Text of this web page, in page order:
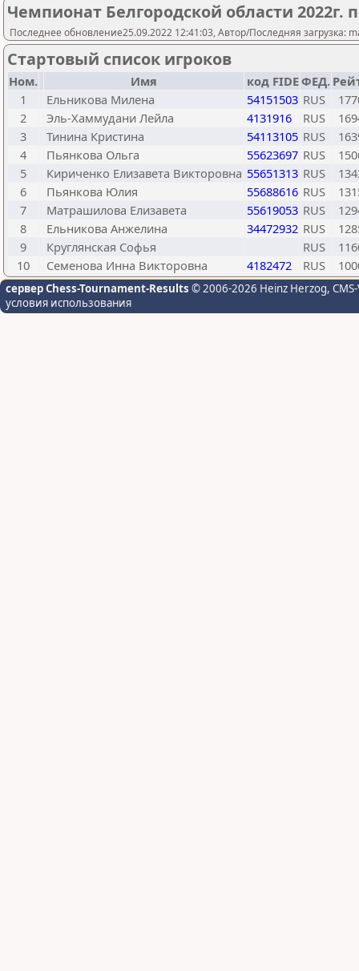
Чемпионат Белгородской области
Последнее обновление25.09.2022 12:41:03, Автор/Последняя загрузка:
Стартовый список игроков
Ном. Имя код FIDEФЕД.
1
Ельникова Милена 54151503 RUS
2
Эль-Хаммудани Лейла 4131916 RUS
3
Тинина Кристина 54113105 RUS
4
Пьянкова Ольга 55623697 RUS
5
Кириченко Елизавета Викторовна 55651313 RUS
6
Пьянкова Юлия 55688616 RUS
7
Матрашилова Елизавета 55619053 RUS
8
Ельникова Анжелина 34472932 RUS
9
Круглянская Софья RUS
10
Семенова Инна Викторовна 4182472 RUS
сервер Chess-Tournament-Results © 2006-2026 Heinz Herzog,
условия использования